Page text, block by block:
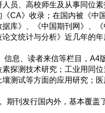
员、高校师生及从事同位素
CA》收录；在国内被《中
库》、《中国期刊网》、
文统计与分析》近几年的
息、读者来信等栏目，A4
探测技术研究；工业用同
测试等方面的应用研究；
刊发行国内外，基本覆盖